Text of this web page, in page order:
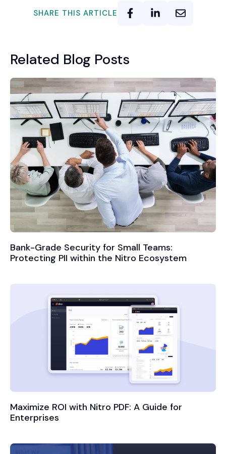
SHARE THIS ARTICLE
Related Blog Posts
Bank-Grade Security for Small Teams:
Protecting PII within the Nitro Ecosystem
Maximize ROI with Nitro PDF: A Guide for
Enterprises